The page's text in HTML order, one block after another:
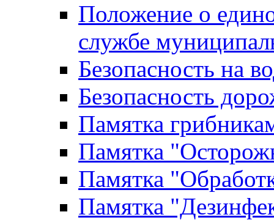
Положение о
службе
Безопасность на
Безопасность
Памятка
Памятка
Памятка
Памятка